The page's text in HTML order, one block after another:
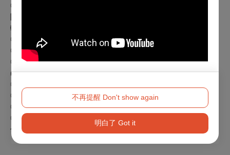
不再提醒 Don't show again
明白了 Got it
◎身心障礙人士及陪同者1名購票5折優待，入場時應出示身心
輪椅及陪同席請洽主辦單位(02)7730-2028
◎
65歲以上長者，敬老票5折。
◎
空英會員
9折 (請輸入優惠認證碼)。
◎9/1起全台新光三越會員每筆訂單打8折，專屬優惠詳情請洽
(06)3030-999 # 2107、2108
◎團體票10張以上
◎誠品會員每筆訂單打95折。
◎臺南文化中心會員每筆訂單打95折(限臺南場)。
◎
刷國泰世華、富邦、新光、上海商銀、凱基商銀、元大銀行
信用卡，
兆豐銀行信用卡， 每筆訂單打95折。